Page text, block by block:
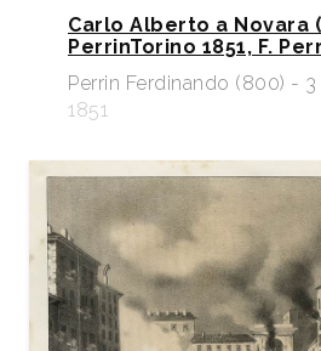
Carlo Alberto a Novara
PerrinTorino 1851, F.
Perrin Ferdinando (800) - 3
1851